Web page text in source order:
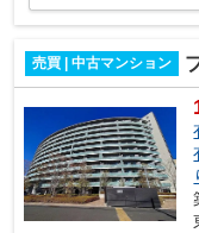
売買 | 中古マンション